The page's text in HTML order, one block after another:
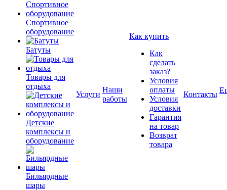
Спортивное
оборудование
Батуты
Товары для
отдыха
Детские
комплексы и
оборудование
Бильярдные
шары
Услуги
Наши
работы
Как купить
Как
сделать
заказ?
Условия
оплаты
Условия
доставки
Гарантия
на товар
Возврат
товара
Контакты